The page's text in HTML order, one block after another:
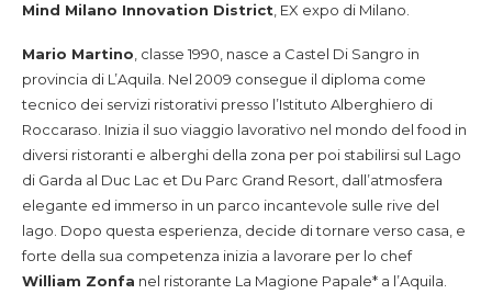
Mind Milano Innovation District, EX expo di Milano.
Mario Martino, classe 1990, nasce a Castel Di Sangro in
provincia di L’Aquila. Nel 2009 consegue il diploma come
tecnico dei servizi ristorativi presso l’Istituto Alberghiero di
Roccaraso. Inizia il suo viaggio lavorativo nel mondo del food in
diversi ristoranti e alberghi della zona per poi stabilirsi sul Lago
di Garda al Duc Lac et Du Parc Grand Resort, dall’atmosfera
elegante ed immerso in un parco incantevole sulle rive del
lago. Dopo questa esperienza, decide di tornare verso casa, e
forte della sua competenza inizia a lavorare per lo chef
William Zonfa nel ristorante La Magione Papale* a l’Aquila.